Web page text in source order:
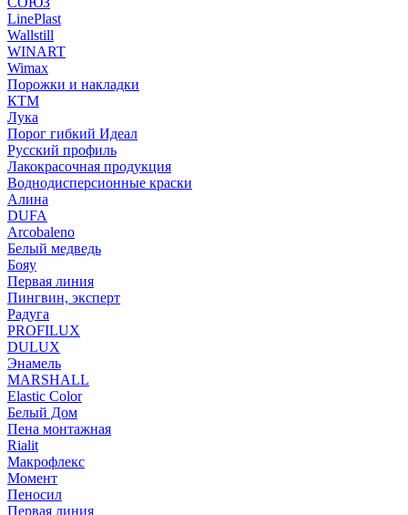
LinePlast
Wallstill
WINART
Wimax
Порожки и накладки
КТМ
Лука
Порог гибкий Идеал
Русский профиль
Лакокрасочная продукция
Воднодисперсионные краски
Алина
DUFA
Arcobaleno
Белый медведь
Бояу
Первая линия
Пингвин, эксперт
Радуга
PROFILUX
DULUX
Энамель
MARSHALL
Elastic Color
Белый Дом
Пена монтажная
Rialit
Макрофлекс
Момент
Пеносил
Первая линия